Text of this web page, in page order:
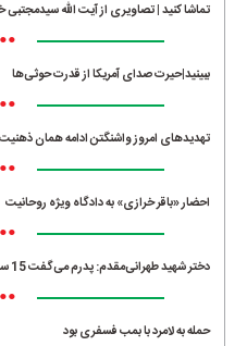
تماشا کنید | تصاویری از آیت الله
ببینید|حیرت صدای آمریکا از قدرت حوثی‌ها
تهدیدهای امروز واشنگتن ادامه همان
احضار «باقر خرازی» به دادگاه ویژه روحانیت
دختر شهید طهرانی‌مقدم: پدرم می‌گفت 15 سال بعد همه می‌فهمند چه کرده‌ایم
حمله به لامرد با بمب فسفری بود